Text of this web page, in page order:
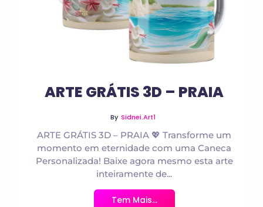
ARTE GRÁTIS 3D – PRAIA
By Sidnei.art1
ARTE GRÁTIS 3D – PRAIA 💖 Transforme um
momento em eternidade com uma Caneca
Personalizada! Baixe agora mesmo esta arte
inteiramente de...
Tem Mais...